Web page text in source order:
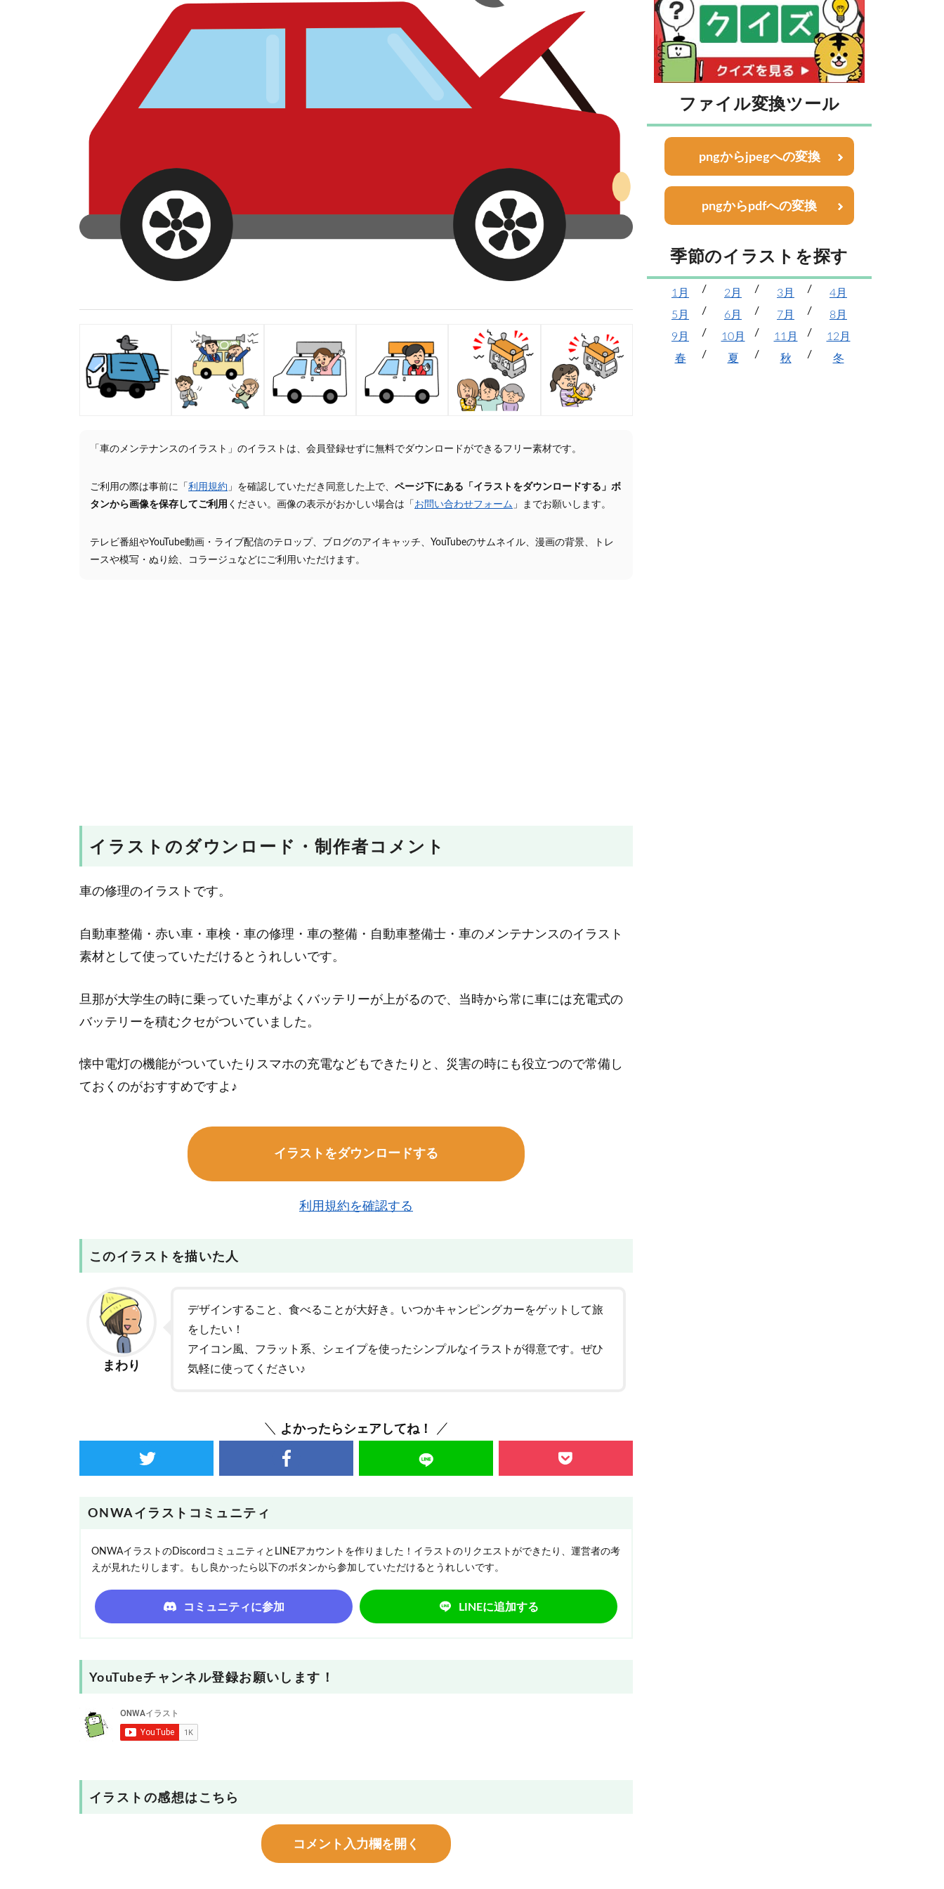
「車のメンテナンスのイラスト」のイラストは、会員登録せずに無料でダウンロードができるフリー素材です。
ご利用の際は事前に「 利用規約 」を確認していただき同意した上で、 ページ下にある「イラストをダウンロードする」ボ
タンから画像を保存してご利用 ください。画像の表示がおかしい場合は「 お問い合わせフォーム 」までお願いします。
テレビ番組やYouTube動画・ライブ配信のテロップ、ブログのアイキャッチ、YouTubeのサムネイル、漫画の背景、トレ
ースや模写・ぬり絵、コラージュなどにご利用いただけます。
イラストのダウンロード・制作者コメント
車の修理のイラストです。
自動車整備・赤い車・車検・車の修理・車の整備・自動車整備士・車のメンテナンスのイラスト
素材として使っていただけるとうれしいです。
旦那が大学生の時に乗っていた車がよくバッテリーが上がるので、当時から常に車には充電式の
バッテリーを積むクセがついていました。
懐中電灯の機能がついていたりスマホの充電などもできたりと、災害の時にも役立つので常備し
ておくのがおすすめですよ♪
イラストをダウンロードする
利用規約を確認する
このイラストを描いた人
まわり
デザインすること、食べることが大好き。いつかキャンピングカーをゲットして旅
をしたい！
アイコン風、フラット系、シェイプを使ったシンプルなイラストが得意です。ぜひ
気軽に使ってください♪
よかったらシェアしてね！
ONWAイラストコミュニティ
ONWAイラストのDiscordコミュニティとLINEアカウントを作りました！イラストのリクエストができたり、運営者の考
えが見れたりします。もし良かったら以下のボタンから参加していただけるとうれしいです。
コミュニティに参加 LINEに追加する
YouTubeチャンネル登録お願いします！
イラストの感想はこちら
コメント入力欄を開く
ファイル変換ツール
pngからjpegへの変換
pngからpdfへの変換
季節のイラストを探す
1月 2月 3月
4月
5月
6月 7月
8月
9月
10月 11月
12月
春
夏 秋 冬